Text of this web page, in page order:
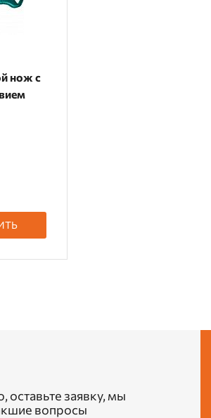
нож с
заявку, мы
вопросы